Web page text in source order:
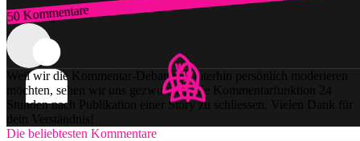
50 Kommentare
Zum Login
Weil wir die Kommentar-Debatten weiterhin persönlich moderieren
möchten, sehen wir uns gezwungen, die Kommentarfunktion 24
Stunden nach Publikation einer Story zu schliessen. Vielen Dank für
dein Verständnis!
Die beliebtesten Kommentare